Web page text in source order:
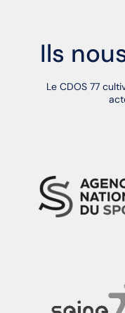
Ils
Le CDOS 77